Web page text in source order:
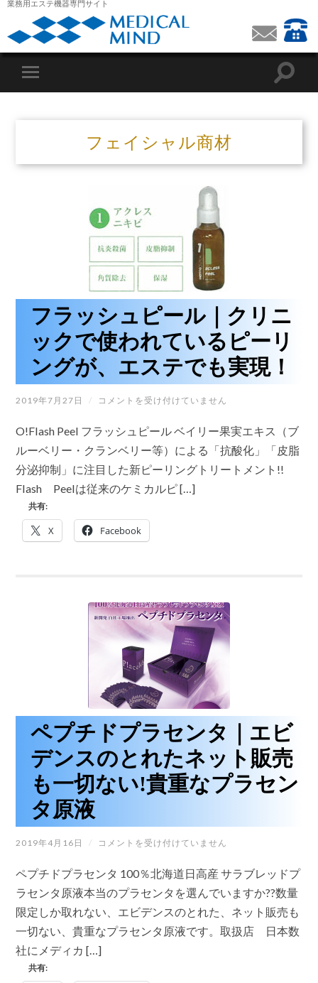
業務用エステ機器専門サイト
フェイシャル商材
フラッシュピール｜クリニ
ックで使われているピーリ
ングが、エステでも実現！
2019年7月27日 /
フ
シ
ュ
ー
ル
｜
リ
ニ
ッ
れ
て
ン
グ
が、
エ
テ
で
も
実
現！
コメントを受け付けていません
O!Flash Peel フラッシュピール ベイリー果実エキス（ブ
ルーベリー・クランベリー等）による「抗酸化」「皮脂
分泌抑制」に注目した新ピーリングトリートメント!!
Flash Peelは従来のケミカルピ […]
共有:
X Facebook
ペプチドプラセンタ｜エビ
デンスのとれたネット販売
も一切ない!貴重なプラセン
タ原液
2019年4月16日 /
ペ
ド
プ
セ
ン
タ
コメントを受け付けていません
ペプチドプラセンタ 100％北海道日高産 サラブレッドプ
ラセンタ原液本当のプラセンタを選んでいますか??数量
限定しか取れない、エビデンスのとれた、ネット販売も
一切ない、貴重なプラセンタ原液です。取扱店 日本数
社にメディカ […]
共有: